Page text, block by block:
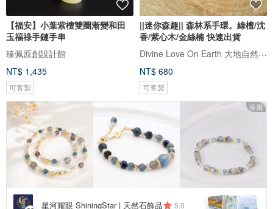
【福安】小葉紫檀雙圈漸變和田
玉福祿手鏈手串
臻佩原創設計館
NT$ 1,435
可客製
||迷你森趣|| 森林系手環。綠檀/沈
香/紫心木/金絲楠 快速出貨
Divine Love On Earth 大地自然手作飾品
NT$ 680
可客製
推廣
星河耀眼 ShiningStar | 天然石飾品 5.0